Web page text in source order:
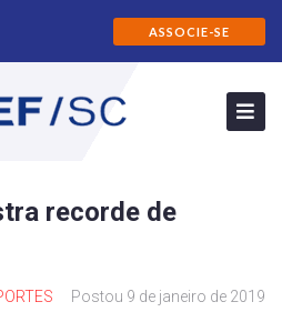
ASSOCIE-SE
recorde de
Postou 9 de janeiro de 2019